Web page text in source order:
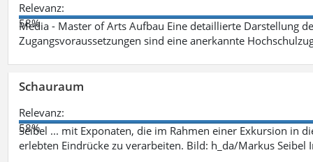
Relevanz:
58%
Media - Master of Arts Aufbau Eine detaillierte Darstellung
Zugangsvoraussetzungen sind eine anerkannte
Schauraum
Relevanz:
58%
Seibel ... mit Exponaten, die im Rahmen einer Exkursion in
erlebten Eindrücke zu verarbeiten. Bild: h_da/Markus Seibel